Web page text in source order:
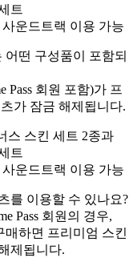
트
운드트랙 이용 가능
떤 구성품이 포함되
Pass 회원 포함)가 프
가 잠금 해제됩니다.
스 스킨 세트 2종과
트
운드트랙 이용 가능
를 이용할 수 있나요?
Pass 회원의 경우,
매하면 프리미엄 스킨
제됩니다.